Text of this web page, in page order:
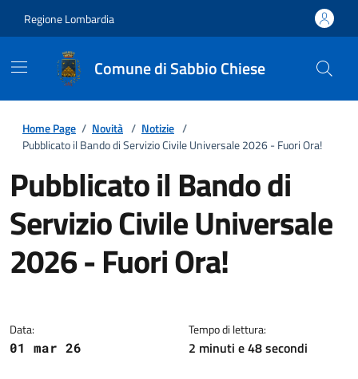
Regione Lombardia
Comune di Sabbio Chiese
Home Page / Novità / Notizie /
Pubblicato il Bando di Servizio Civile Universale 2026 - Fuori Ora!
Pubblicato il Bando di
Servizio Civile Universale
2026 - Fuori Ora!
Data:
01 mar 26
Tempo di lettura:
2 minuti e 48 secondi